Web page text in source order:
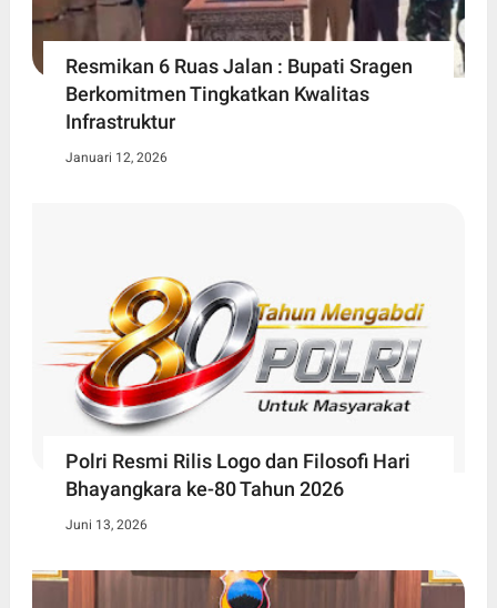
Resmikan 6 Ruas Jalan : Bupati Sragen
Berkomitmen Tingkatkan Kwalitas
Infrastruktur
Januari 12, 2026
Polri Resmi Rilis Logo dan Filosofi Hari
Bhayangkara ke-80 Tahun 2026
Juni 13, 2026